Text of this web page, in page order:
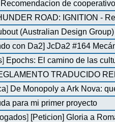
Recomendacion de
ROAD: IGNITION -
(Australian Design
con Da2] JcDa2 #164
] Epochs: El camino de las
TRADUCIDO
] De Monopoly a Ark Nova:
para mi primer proyecto
] [Peticion] Gloria a